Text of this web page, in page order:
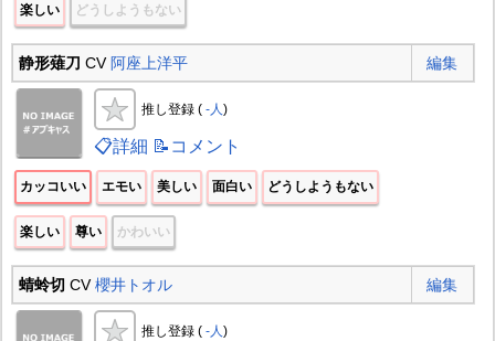
楽しい どうしようもない
静形薙刀 CV 阿座上洋平 編集
推し登録 ( -人)
📋詳細 📝コメント
カッコいい エモい 美しい 面白い どうしようもない
楽しい 尊い かわいい
蜻蛉切 CV櫻井トオル 編集
推し登録 ( -人)